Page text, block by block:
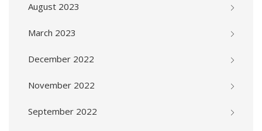
August 2023
March 2023
December 2022
November 2022
September 2022